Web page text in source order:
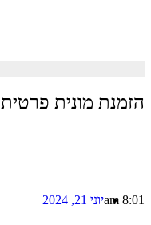
הזמנת מונית
8:01 am יוני 21, 2024